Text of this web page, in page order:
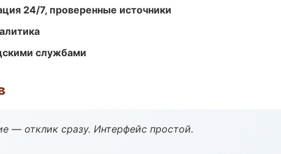
24/7, проверенные источники
службами
— отклик сразу. Интерфейс простой.